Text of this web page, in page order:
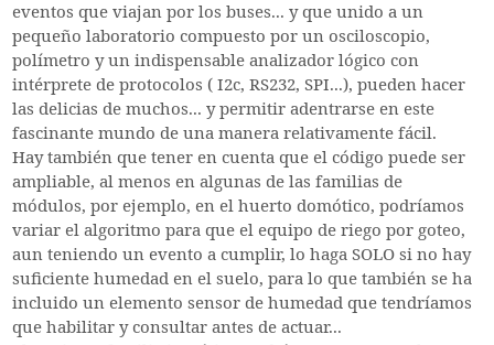
eventos que viajan por los buses... y que unido a un
pequeño laboratorio compuesto por un osciloscopio,
polímetro y un indispensable analizador lógico con
intérprete de protocolos ( I2c, RS232, SPI...), pueden hacer
las delicias de muchos... y permitir adentrarse en este
fascinante mundo de una manera relativamente fácil.
Hay también que tener en cuenta que el código puede ser
ampliable, al menos en algunas de las familias de
módulos, por ejemplo, en el huerto domótico, podríamos
variar el algoritmo para que el equipo de riego por goteo,
aun teniendo un evento a cumplir, lo haga SOLO si no hay
suficiente humedad en el suelo, para lo que también se ha
incluido un elemento sensor de humedad que tendríamos
que habilitar y consultar antes de actuar...